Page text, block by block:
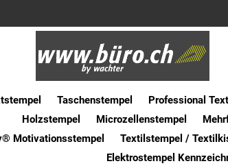
Taschenstempel Professional
Holzstempel
Microzellenstempel
Motivationsstempel
Textilstempel /
Elektrostempel